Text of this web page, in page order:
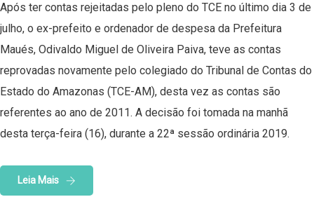
Após ter contas rejeitadas pelo pleno do TCE no último dia 3 de
julho, o ex-prefeito e ordenador de despesa da Prefeitura
Maués, Odivaldo Miguel de Oliveira Paiva, teve as contas
reprovadas novamente pelo colegiado do Tribunal de Contas do
Estado do Amazonas (TCE-AM), desta vez as contas são
referentes ao ano de 2011. A decisão foi tomada na manhã
desta terça-feira (16), durante a 22ª sessão ordinária 2019.
Leia Mais